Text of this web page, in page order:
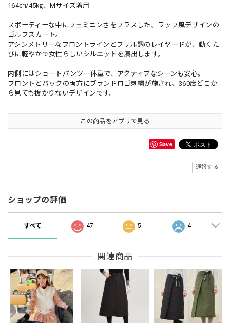
164㎝/45㎏、Mサイズ着用
スポーティーな中にフェミニンさをプラスした、ラップ風デザインの
ゴルフスカート。
アシンメトリーなフロントラインとフリル調のレイヤードが、動くた
びに軽やかで女性らしいシルエットを演出します。
内側にはショートパンツ一体型で、アクティブなシーンも安心。
フロントとバックの両方にブランドロゴ刺繍が施され、360度どこか
ら見ても抜かりないデザインです。
この商品をアプリで見る
Save
通報する
ショップの評価
すべて 47 5 4
関連商品